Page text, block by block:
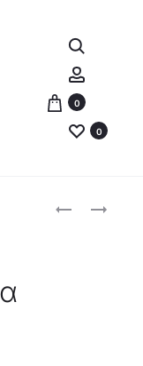
0
0
ORIFLAME
ORIFLAME